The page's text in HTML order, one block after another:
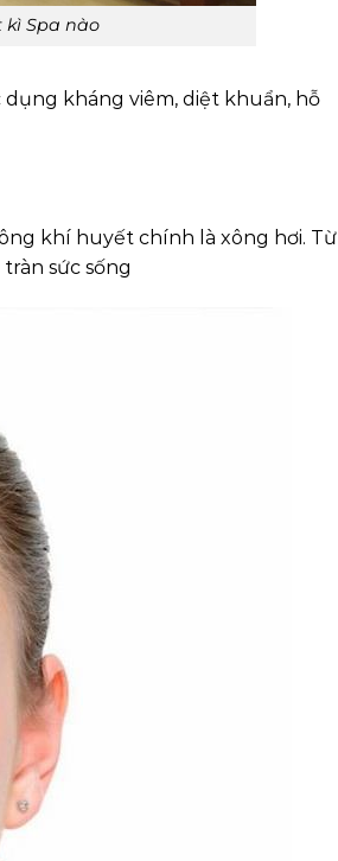
Spa nào
dụng kháng viêm, diệt khuẩn, hỗ
khí huyết chính là xông hơi. Từ
sức sống